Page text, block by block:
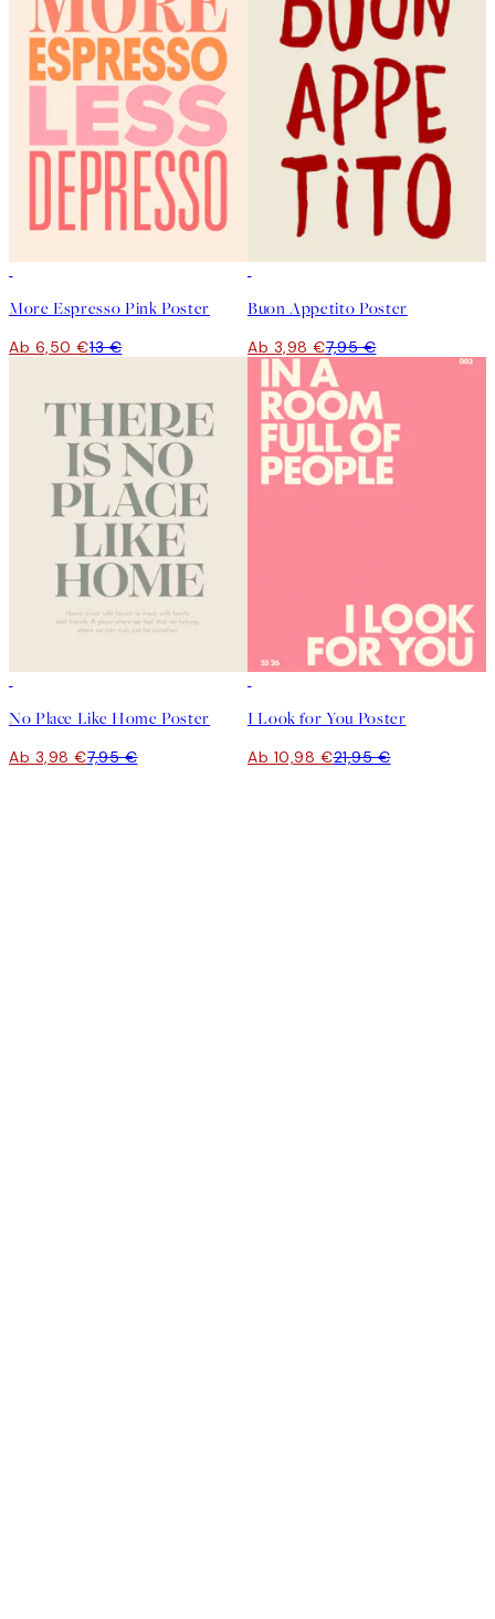
More Espresso Pink Poster
Ab 6,50 €13 €
Buon Appetito Poster
Ab 3,98 €7,95 €
No Place Like Home Poster
Ab 3,98 €7,95 €
I Look for You Poster
Ab 10,98 €21,95 €